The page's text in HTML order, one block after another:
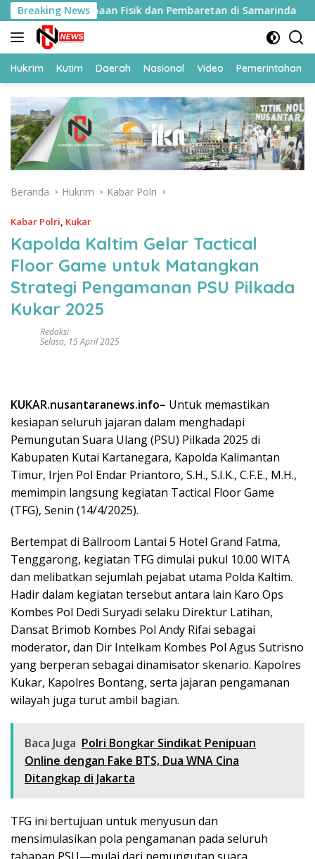
Langsung
ke
konten
Breaking News
Ikuti Pembinaan Fisik dan Pembaretan di Samarinda
Hukrim Kutim Daerah Nasional Video Pemerintahan
Beranda Hukrim Kabar Polri
Kabar Polri, Kukar
Kapolda Kaltim Gelar Tactical
Floor Game untuk Matangkan
Strategi Pengamanan PSU Pilkada
Kukar 2025
Redaksi
Selasa, 15 April 2025
KUKAR.nusantaranews.info– Untuk memastikan
kesiapan seluruh jajaran dalam menghadapi
Pemungutan Suara Ulang (PSU) Pilkada 2025 di
Kabupaten Kutai Kartanegara, Kapolda Kalimantan
Timur, Irjen Pol Endar Priantoro, S.H., S.I.K., C.F.E., M.H.,
memimpin langsung kegiatan Tactical Floor Game
(TFG), Senin (14/4/2025).
Bertempat di Ballroom Lantai 5 Hotel Grand Fatma,
Tenggarong, kegiatan TFG dimulai pukul 10.00 WITA
dan melibatkan sejumlah pejabat utama Polda Kaltim.
Hadir dalam kegiatan tersebut antara lain Karo Ops
Kombes Pol Dedi Suryadi selaku Direktur Latihan,
Dansat Brimob Kombes Pol Andy Rifai sebagai
moderator, dan Dir Intelkam Kombes Pol Agus Sutrisno
yang berperan sebagai dinamisator skenario. Kapolres
Kukar, Kapolres Bontang, serta jajaran pengamanan
wilayah juga turut ambil bagian.
Baca Juga Polri Bongkar Sindikat Penipuan
Online dengan Fake BTS, Dua WNA Cina
Ditangkap di Jakarta
TFG ini bertujuan untuk menyusun dan
mensimulasikan pola pengamanan pada seluruh